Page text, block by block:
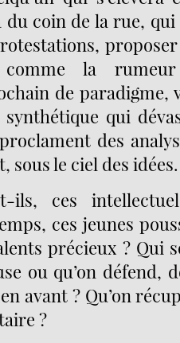
coin de la rue,
la
de paradigme,
qui
des
sous le ciel des idées.
ils, ces
ces jeunes
précieux ? Qui
ou qu’on défend,
avant ? Qu’on
?